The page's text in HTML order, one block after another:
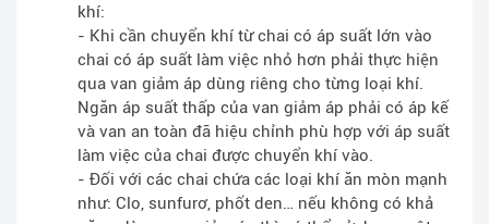
khí:
- Khi cần chuyển khí từ chai có áp suất lớn vào
chai có áp suất làm việc nhỏ hơn phải thực hiện
qua van giảm áp dùng riêng cho từng loại khí.
Ngăn áp suất thấp của van giảm áp phải có áp kế
và van an toàn đã hiệu chỉnh phù hợp với áp suất
làm việc của chai được chuyển khí vào.
- Đối với các chai chứa các loại khí ăn mòn mạnh
như: Clo, sunfurơ, phốt den… nếu không có khả